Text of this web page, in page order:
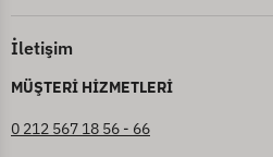
İletişim
MÜŞTERİ HİZMETLERİ
0 212 567 18 56 - 66